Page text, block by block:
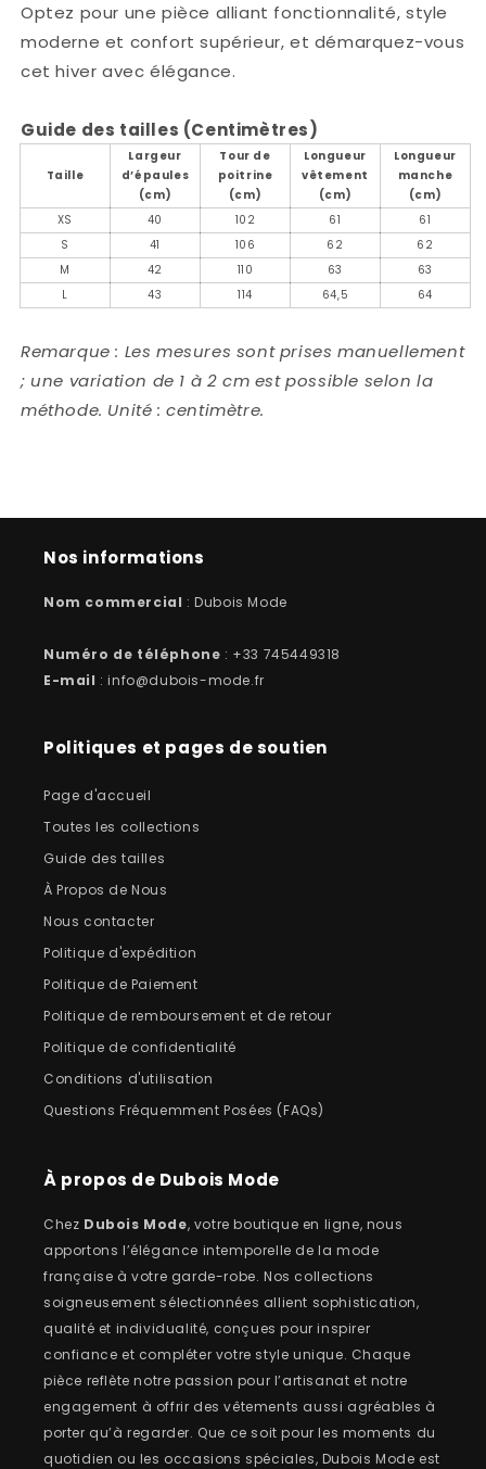
Optez pour une pièce alliant fonctionnalité, style
moderne et confort supérieur, et démarquez-vous
cet hiver avec élégance.
Guide des tailles (Centimètres)
Taille
Largeur
d’épaules
(cm)
Tour de
poitrine
(cm)
Longueur
vêtement
(cm)
Longueur
manche
(cm)
XS
40 102 61
61
S
41 106 62
62
M
42 110 63
63
L
43 114 64,5 64
Remarque : Les mesures sont prises manuellement
; une variation de 1 à 2 cm est possible selon la
méthode. Unité : centimètre.
Nos informations
Nom commercial : Dubois Mode
Numéro de téléphone : +33 745449318
E-mail : info@dubois-mode.fr
Politiques et pages de soutien
Page d'accueil
Toutes les collections
Guide des tailles
À Propos de Nous
Nous contacter
Politique d'expédition
Politique de Paiement
Politique de remboursement et de retour
Politique de confidentialité
Conditions d'utilisation
Questions Fréquemment Posées (FAQs)
À propos de Dubois Mode
Chez Dubois Mode, votre boutique en ligne, nous
apportons l’élégance intemporelle de la mode
française à votre garde-robe. Nos collections
soigneusement sélectionnées allient sophistication,
qualité et individualité, conçues pour inspirer
confiance et compléter votre style unique. Chaque
pièce reflète notre passion pour l’artisanat et notre
engagement à offrir des vêtements aussi agréables à
porter qu’à regarder. Que ce soit pour les moments du
quotidien ou les occasions spéciales, Dubois Mode est